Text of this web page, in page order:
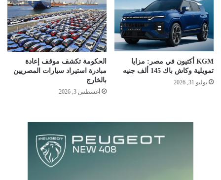
KGM أكتيون في مصر: مزايا
تمويلية وكاش باك 145 ألف جنيه
يوليو 31, 2026
الحكومة تكشف موقف إعادة
مبادرة استيراد سيارات المصريين
بالخارج
أغسطس 3, 2026